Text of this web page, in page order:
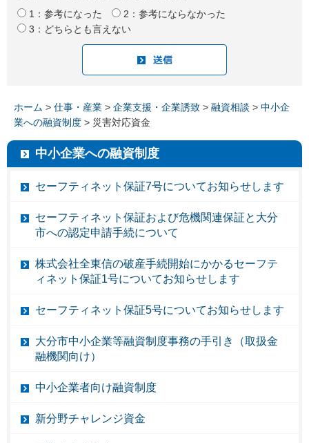
1：参考になった
2：参考にならなかった
3：どちらとも言えない
ホーム > 仕事・産業 > 企業支援・企業誘致 > 融資相談 > 中小企
業への融資制度 > 災害対応資金
中小企業への融資制度
セーフティネット保証7号についてお知らせします
セーフティネット保証および危機関連保証と大分
市への認定申請手続について
株式会社全東信の破産手続開始にかかるセーフテ
ィネット保証1号についてお知らせします
セーフティネット保証5号についてお知らせします
大分市中小企業等融資制度事務の手引き（取扱金
融機関向け）
中小企業者向け融資制度
新分野チャレンジ資金